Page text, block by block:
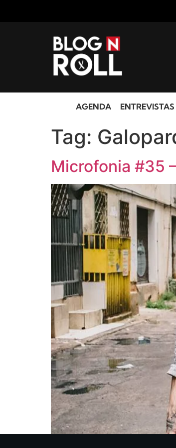
AGENDA ENTREVISTAS
Tag:
Microfonia #35